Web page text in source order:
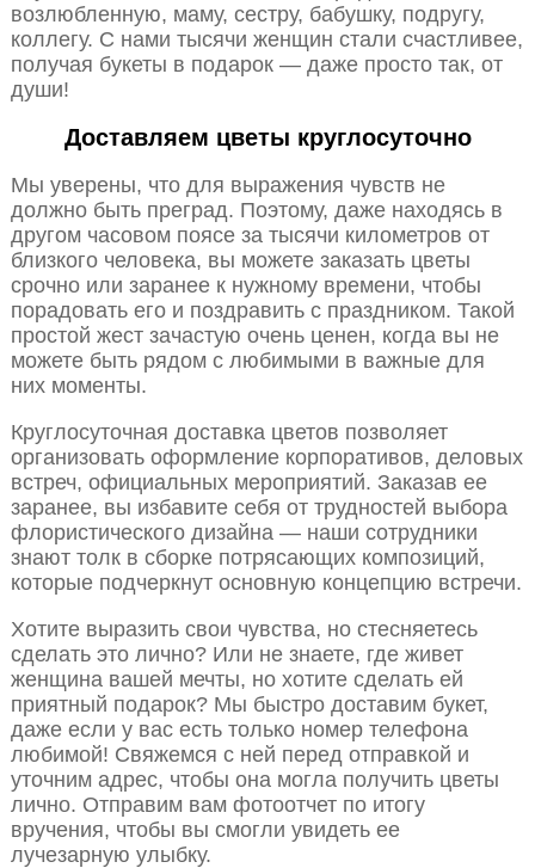
возлюбленную, маму, сестру, бабушку, подругу,
коллегу. С нами тысячи женщин стали счастливее,
получая букеты в подарок — даже просто так, от
души!
Доставляем цветы круглосуточно
Мы уверены, что для выражения чувств не
должно быть преград. Поэтому, даже находясь в
другом часовом поясе за тысячи километров от
близкого человека, вы можете заказать цветы
срочно или заранее к нужному времени, чтобы
порадовать его и поздравить с праздником. Такой
простой жест зачастую очень ценен, когда вы не
можете быть рядом с любимыми в важные для
них моменты.
Круглосуточная доставка цветов позволяет
организовать оформление корпоративов, деловых
встреч, официальных мероприятий. Заказав ее
заранее, вы избавите себя от трудностей выбора
флористического дизайна — наши сотрудники
знают толк в сборке потрясающих композиций,
которые подчеркнут основную концепцию встречи.
Хотите выразить свои чувства, но стесняетесь
сделать это лично? Или не знаете, где живет
женщина вашей мечты, но хотите сделать ей
приятный подарок? Мы быстро доставим букет,
даже если у вас есть только номер телефона
любимой! Свяжемся с ней перед отправкой и
уточним адрес, чтобы она могла получить цветы
лично. Отправим вам фотоотчет по итогу
вручения, чтобы вы смогли увидеть ее
лучезарную улыбку.